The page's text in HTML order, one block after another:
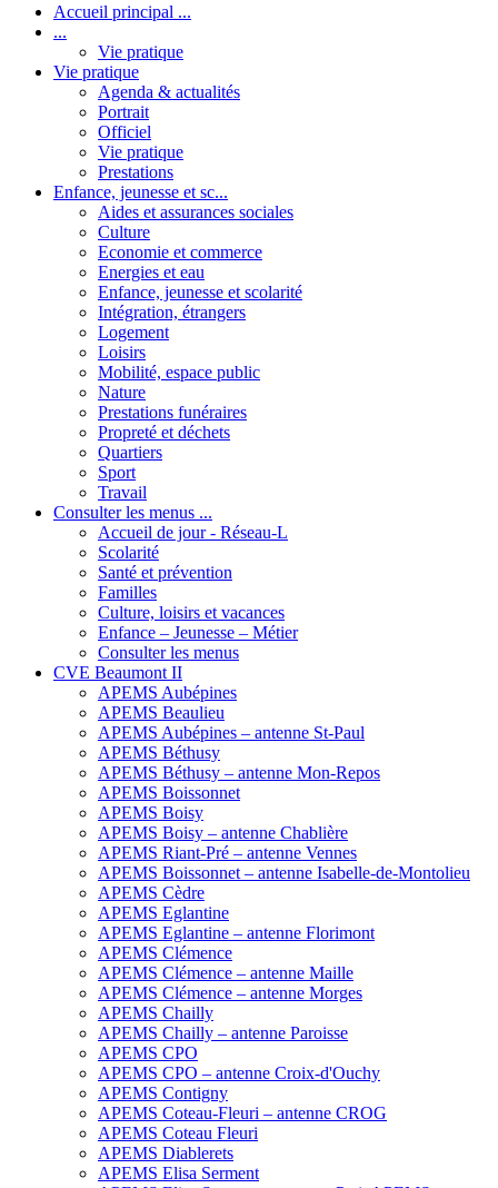
Accueil principal ...
...
Vie pratique
Vie pratique
Agenda & actualités
Portrait
Officiel
Vie pratique
Prestations
Enfance, jeunesse et sc...
Aides et assurances sociales
Culture
Economie et commerce
Energies et eau
Enfance, jeunesse et scolarité
Intégration, étrangers
Logement
Loisirs
Mobilité, espace public
Nature
Prestations funéraires
Propreté et déchets
Quartiers
Sport
Travail
Consulter les menus ...
Accueil de jour - Réseau-L
Scolarité
Santé et prévention
Familles
Culture, loisirs et vacances
Enfance – Jeunesse – Métier
Consulter les menus
CVE Beaumont II
APEMS Aubépines
APEMS Beaulieu
APEMS Aubépines – antenne St-Paul
APEMS Béthusy
APEMS Béthusy – antenne Mon-Repos
APEMS Boissonnet
APEMS Boisy
APEMS Boisy – antenne Chablière
APEMS Riant-Pré – antenne Vennes
APEMS Boissonnet – antenne Isabelle-de-Montolieu
APEMS Cèdre
APEMS Eglantine
APEMS Eglantine – antenne Florimont
APEMS Clémence
APEMS Clémence – antenne Maille
APEMS Clémence – antenne Morges
APEMS Chailly
APEMS Chailly – antenne Paroisse
APEMS CPO
APEMS CPO – antenne Croix-d'Ouchy
APEMS Contigny
APEMS Coteau-Fleuri – antenne CROG
APEMS Coteau Fleuri
APEMS Diablerets
APEMS Elisa Serment